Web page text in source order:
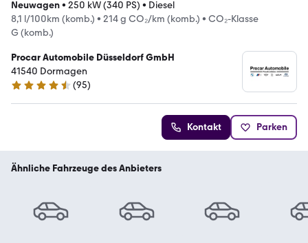
Neuwagen• 250 kW (340 PS) • Diesel
8,1 l/100km (komb.) • 214 g CO₂/km (komb.) • CO₂-Klasse
G (komb.)
Procar Automobile Düsseldorf GmbH
41540 Dormagen
4.4 Sterne
(95)
Kontakt Parken
Ähnliche Fahrzeuge des Anbieters